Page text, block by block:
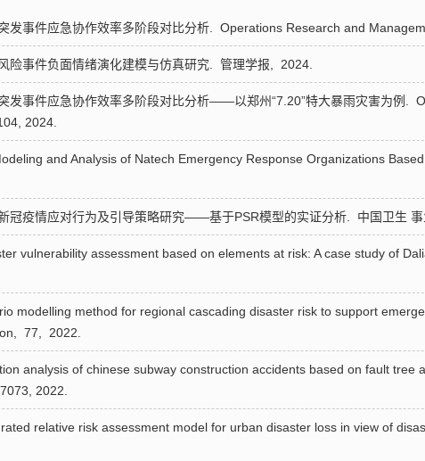
事件应急协作效率多阶段对比分析. Operations Research and
事件负面情绪演化建模与仿真研究. 管理学报, 2024.
发事件应急协作效率多阶段对比分析——以郑州“7.20”特大暴雨灾害为例.
2024.
and Analysis of Natech Emergency Response Organizations
冠疫情应对行为及引导策略研究——基于PSR模型的实证分析. 中国卫生 事
vulnerability assessment based on elements at risk: A case study of
modelling method for regional cascading disaster risk to support
77, 2022.
analysis of chinese subway construction accidents based on fault tree
2022.
relative risk assessment model for urban disaster loss in view of